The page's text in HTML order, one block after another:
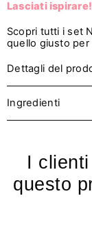
Lasciati ispirare!
Scopri tutti i set
quello giusto per
Dettagli del
Ingredienti
I
questo